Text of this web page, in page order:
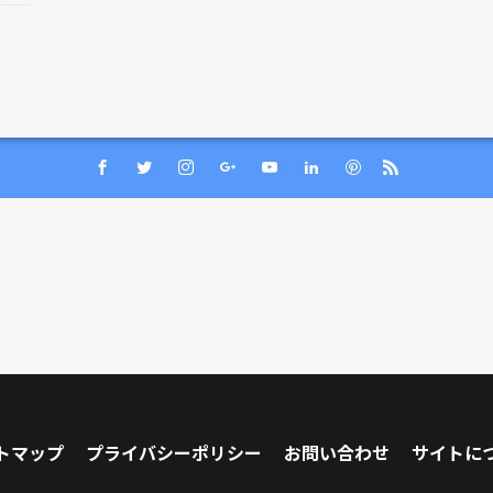
マップ プライバシーポリシー お問い合わせ サイトに